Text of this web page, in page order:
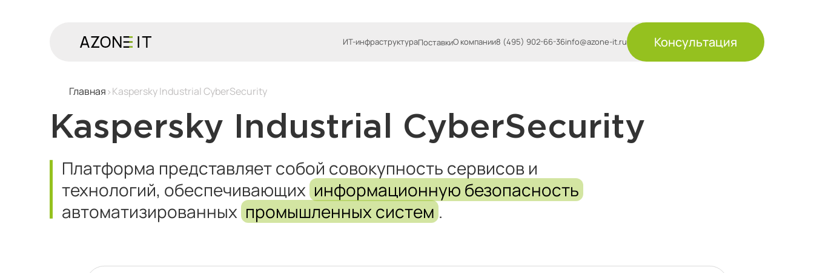
ИТ-инфраструктураПоставкиО компании8 (495) 902-66-36info@azone-it.ru Консультация
Главная Kaspersky Industrial CyberSecurity
Kaspersky Industrial CyberSecurity
Платформа представляет собой совокупность сервисов и
технологий, обеспечивающих информационную безопасность
автоматизированных промышленных систем .